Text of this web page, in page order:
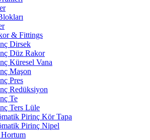
& Fittings
Dirsek
Düz Rakor
Küresel Vana
Maşon
Pres
Redüksiyon
Te
Ters Lüle
Pirinç Kör Tapa
Pirinç Nipel